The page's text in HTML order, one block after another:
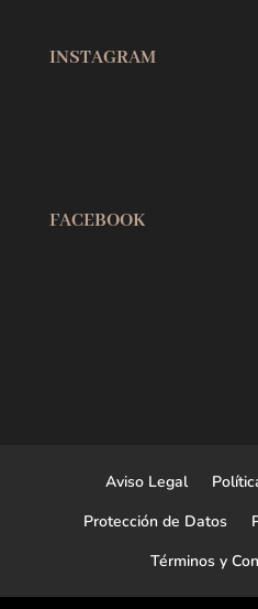
INSTAGRAM
FACEBOOK
Aviso Legal
Protección de Datos
Términos y